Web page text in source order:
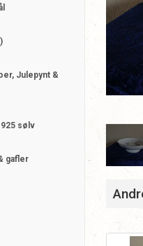
Julepynt &
sølv
gafler